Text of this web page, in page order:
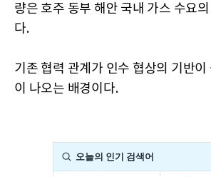
량은 호주 동부 해안 국내 가스 수요
다.
기존 협력 관계가 인수 협상의 기반이
이 나오는 배경이다.